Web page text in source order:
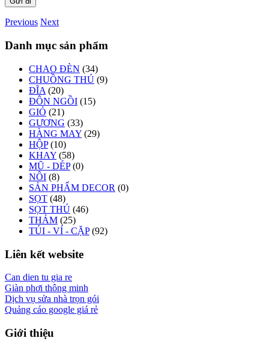
Previous Next
Danh mục sản phẩm
CHAO ĐÈN (34)
CHUỒNG THÚ (9)
ĐĨA (20)
ĐÔN NGỒI (15)
GIỎ (21)
GƯƠNG (33)
HÀNG MAY (29)
HỘP (10)
KHAY (58)
MŨ - DÉP (0)
NÔI (8)
SẢN PHẨM DECOR (0)
SỌT (48)
SỌT THÚ (46)
THẢM (25)
TÚI - VÍ - CẶP (92)
Liên kết website
Can dien tu gia re
Giàn phơi thông minh
Dịch vụ sửa nhà trọn gói
Quảng cáo google giá rẻ
Giới thiệu